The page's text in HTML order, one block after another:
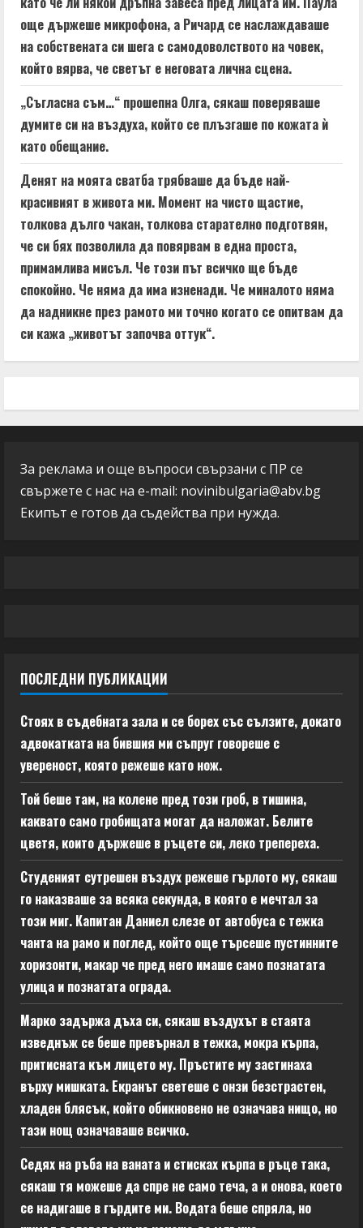
още държеше микрофона, а Ричард се наслаждаваше
на собствената си шега с самодоволството на човек,
който вярва, че светът е неговата лична сцена.
„Съгласна съм…“ прошепна Олга, сякаш поверяваше
думите си на въздуха, който се плъзгаше по кожата ѝ
като обещание.
Денят на моята сватба трябваше да бъде най-
красивият в живота ми. Момент на чисто щастие,
толкова дълго чакан, толкова старателно подготвян,
че си бях позволила да повярвам в една проста,
примамлива мисъл. Че този път всичко ще бъде
спокойно. Че няма да има изненади. Че миналото няма
да надникне през рамото ми точно когато се опитвам да
си кажа „животът започва оттук“.
За реклама и още въпроси свързани с ПР се
свържете с нас на e-mail: novinibulgaria@abv.bg
Екипът е готов да съдейства при нужда.
ПОСЛЕДНИ ПУБЛИКАЦИИ
Стоях в съдебната зала и се борех със сълзите, докато
адвокатката на бившия ми съпруг говореше с
увереност, която режеше като нож.
Той беше там, на колене пред този гроб, в тишина,
каквато само гробищата могат да наложат. Белите
цветя, които държеше в ръцете си, леко трепереха.
Студеният сутрешен въздух режеше гърлото му, сякаш
го наказваше за всяка секунда, в която е мечтал за
този миг. Капитан Даниел слезе от автобуса с тежка
чанта на рамо и поглед, който още търсеше пустинните
хоризонти, макар че пред него имаше само познатата
улица и познатата ограда.
Марко задържа дъха си, сякаш въздухът в стаята
изведнъж се беше превърнал в тежка, мокра кърпа,
притисната към лицето му. Пръстите му застинаха
върху мишката. Екранът светеше с онзи безстрастен,
хладен блясък, който обикновено не означава нищо, но
тази нощ означаваше всичко.
Седях на ръба на ваната и стисках кърпа в ръце така,
сякаш тя можеше да спре не само теча, а и онова, което
се надигаше в гърдите ми. Водата беше спряла, но